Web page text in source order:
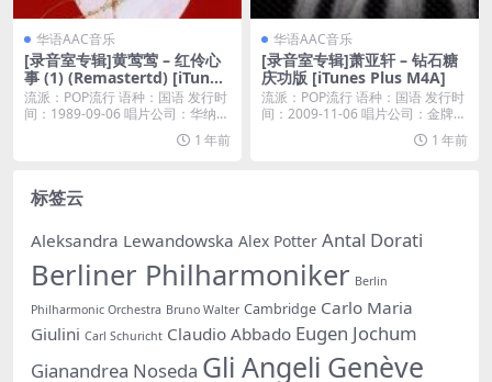
华语AAC音乐
[录音室专辑]黄莺莺 – 红伶心
事 (1) (Remastertd) [iTunes
Plus M4A]
流派：POP流行 语种：国语 发行时
间：1989-09-06 唱片公司：华纳唱
1 年前
华语AAC音乐
[录音室专辑]萧亚轩 – 钻石糖
庆功版 [iTunes Plus M4A]
流派：POP流行 语种：国语 发行时
间：2009-11-06 唱片公司：金牌大
1 年前
标签云
Aleksandra Lewandowska Alex Potter Antal Dorati
Berliner Philharmoniker Berlin
Philharmonic Orchestra Bruno Walter Cambridge Carlo Maria
Giulini Carl Schuricht Claudio Abbado Eugen Jochum
Gianandrea Noseda Gli Angeli Genève